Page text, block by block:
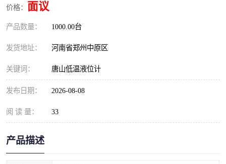
价格： 面议
产品数量： 1000.00台
发货地址： 河南省郑州中原区
关键词： 唐山低温液位计
发布日期： 2026-08-08
阅 读 量： 33
产品描述